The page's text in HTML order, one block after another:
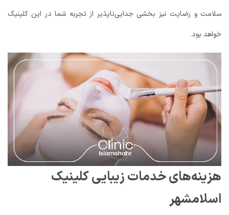
سلامت و رضایت نیز بخشی جدایی‌ناپذیر از تجربه شما در این کلینیک
خواهد بود.
هزینه‌های خدمات زیبایی کلینیک
اسلامشهر